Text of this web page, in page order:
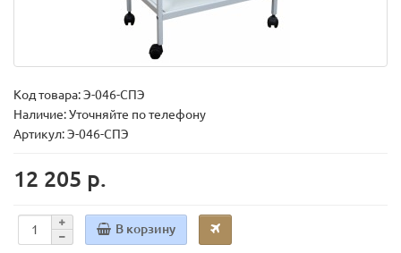
Код товара:Э-046-СПЭ
Наличие: Уточняйте по телефону
Артикул: Э-046-СПЭ
12 205 р.
В корзину